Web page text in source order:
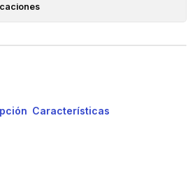
Características